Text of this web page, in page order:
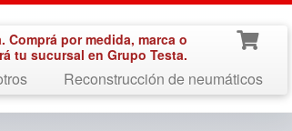
por medida, marca o
tu sucursal en Grupo Testa.
Reconstrucción de neumáticos